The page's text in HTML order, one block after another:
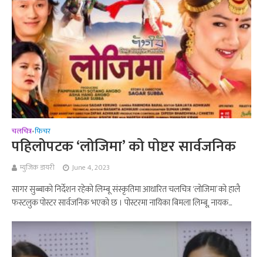
चलचित्र•फिचर
पहिलोपटक ‘लोजिमा’ को पोष्टर सार्वजनिक
म्युजिक डायरी June 4, 2023
सागर सुब्बाको निर्देशन रहेको लिम्बू संस्कृतिमा आधारित चलचित्र ‘लोजिमा’ को हालै
फस्टलुक पोस्टर सार्वजनिक भएको छ । पोस्टरमा नायिका बिमला लिम्बू, नायक...